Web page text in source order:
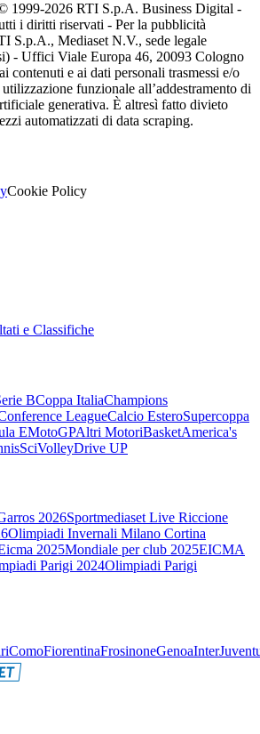
1999-2026 RTI S.p.A. Business Digital -
i diritti riservati - Per la pubblicità
S.p.A., Mediaset N.V., sede legale
- Uffici Viale Europa 46, 20093 Cologno
contenuti e ai dati personali trasmessi e/o
funzionale all’addestramento di
generativa. È altresì fatto divieto
automatizzati di data scraping.
Cookie Policy
e Classifiche
BCoppa ItaliaChampions
LeagueCalcio EsteroSupercoppa
EMotoGPAltri MotoriBasketAmerica's
SciVolleyDrive UP
2026Sportmediaset Live Riccione
Olimpiadi Invernali Milano Cortina
2025Mondiale per club 2025EICMA
Parigi 2024Olimpiadi Parigi
ComoFiorentinaFrosinoneGenoaInter